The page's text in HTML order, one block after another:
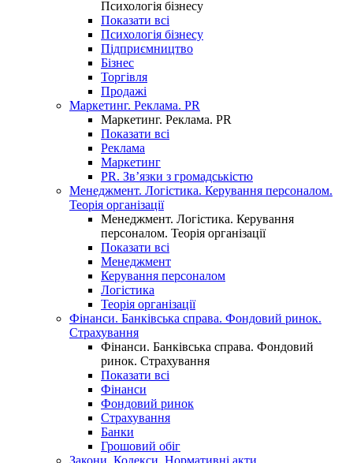
Психологія бізнесу
Показати всі
Психологія бізнесу
Підприємництво
Бізнес
Торгівля
Продажі
Маркетинг. Реклама. PR
Маркетинг. Реклама. PR
Показати всі
Реклама
Маркетинг
PR. Зв’язки з громадськістю
Менеджмент. Логістика. Керування персоналом.
Теорія організації
Менеджмент. Логістика. Керування
персоналом. Теорія організації
Показати всі
Менеджмент
Керування персоналом
Логістика
Теорія організації
Фінанси. Банківська справа. Фондовий ринок.
Страхування
Фінанси. Банківська справа. Фондовий
ринок. Страхування
Показати всі
Фінанси
Фондовий ринок
Страхування
Банки
Грошовий обіг
Закони. Кодекси. Нормативні акти